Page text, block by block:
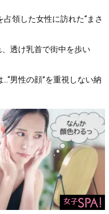
領した女性に訪れた“まさ
透け乳首で街中を歩い
男性の顔”を重視しない納